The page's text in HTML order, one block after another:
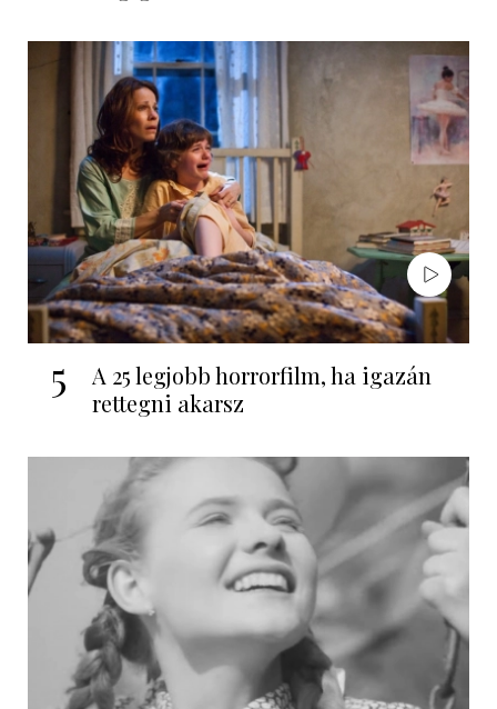
5
A 25 legjobb horrorfilm, ha igazán
rettegni akarsz